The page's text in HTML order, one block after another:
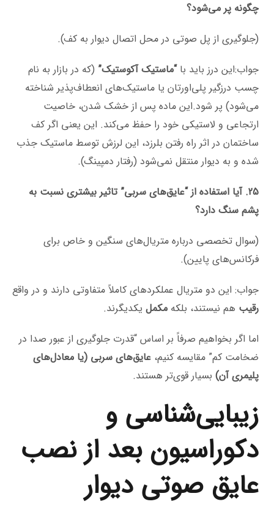
چگونه پر می‌شود؟
(جلوگیری از پل صوتی در محل اتصال دیوار به کف).
جواب:این درز باید با“ماستیک آکوستیک” (که در بازار به نام
چسب درزگیر پلی‌اورتان یا ماستیک‌های انعطاف‌پذیر شناخته
می‌شود) پر شود.این ماده پس از خشک شدن، خاصیت
ارتجاعی و لاستیکی خود را حفظ می‌کند. این یعنی اگر کف
ساختمان در اثر راه رفتن بلرزد، این لرزش توسط ماستیک جذب
شده و به دیوار منتقل نمی‌شود (رفتار دمپینگ).
25. آیا استفاده از “عایق‌های سربی” تاثیر بیشتری نسبت به
پشم سنگ دارد؟
(سوال تخصصی درباره متریال‌های سنگین و خاص برای
فرکانس‌های پایین).
جواب: این دو متریال عملکردهای کاملاً متفاوتی دارند و در واقع
رقیب هم نیستند، بلکه مکمل یکدیگرند.
اما اگر بخواهیم صرفاً بر اساس “قدرت جلوگیری از عبور صدا در
ضخامت کم” مقایسه کنیم، عایق‌های سربی (یا معادل‌های
پلیمری آن) بسیار قوی‌تر هستند.
زیبایی‌شناسی و
دکوراسیون بعد از نصب
عایق صوتی دیوار